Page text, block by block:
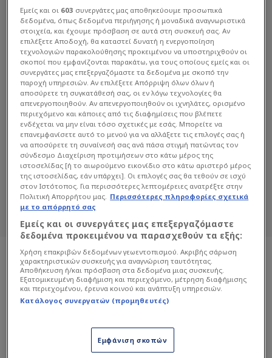
ΛΆΜΠΡΟΣ ΠΙΤΑΚΟΎΔΗΣ
Διαβάστε όλα τα άρθρα του Sportdog
σχετικά με το θέμα Λάμπρος Πιτακούδης.
Sportdog: Πιστό στον φίλαθλο.
Εμείς και οι 603 συνεργάτες μας αποθηκεύουμε προσωπικά
δεδομένα, όπως δεδομένα περιήγησης ή μοναδικά αναγνωριστικά
στοιχεία, και έχουμε πρόσβαση σε αυτά στη συσκευή σας. Αν
επιλέξετε Αποδοχή, θα καταστεί δυνατή η ενεργοποίηση
τεχνολογιών παρακολούθησης προκειμένου να υποστηριχθούν οι
σκοποί που εμφανίζονται παρακάτω, για τους οποίους εμείς και οι
συνεργάτες μας επεξεργαζόμαστε τα δεδομένα με σκοπό την
παροχή υπηρεσιών. Αν επιλέξετε Απόρριψη όλων όλων ή
αποσύρετε τη συγκατάθεσή σας, οι εν λόγω τεχνολογίες θα
απενεργοποιηθούν. Αν απενεργοποιηθούν οι ιχνηλάτες, ορισμένο
περιεχόμενο και κάποιες από τις διαφημίσεις που βλέπετε
ενδέχεται να μην είναι τόσο σχετικές με εσάς. Μπορείτε να
επανεμφανίσετε αυτό το μενού για να αλλάξετε τις επιλογές σας ή
να αποσύρετε τη συναίνεσή σας ανά πάσα στιγμή πατώντας τον
σύνδεσμο Διαχείριση προτιμήσεων στο κάτω μέρος της
ιστοσελίδας [ή το αιωρούμενο εικονίδιο στο κάτω αριστερό μέρος
της ιστοσελίδας, εάν υπάρχει]. Οι επιλογές σας θα τεθούν σε ισχύ
στον Ιστότοπος. Για περισσότερες λεπτομέρειες ανατρέξτε στην
Πολιτική Απορρήτου μας. Περισσότερες πληροφορίες σχετικά
με το απόρρητό σας
Εμείς και οι συνεργάτες μας επεξεργαζόμαστε
δεδομένα προκειμένου να παρασχεθούν τα εξής:
Χρήση επακριβών δεδομένων γεωεντοπισμού. Ακριβής σάρωση
χαρακτηριστικών συσκευής για αναγνώριση ταυτότητας.
Αποθήκευση ή/και πρόσβαση στα δεδομένα μιας συσκευής.
Εξατομικευμένη διαφήμιση και περιεχόμενο, μέτρηση διαφήμισης
και περιεχομένου, έρευνα κοινού και ανάπτυξη υπηρεσιών.
Κατάλογος συνεργατών (προμηθευτές)
Εμφάνιση σκοπών